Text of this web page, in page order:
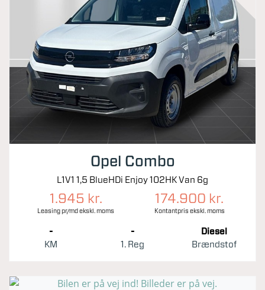
Opel Combo
L1V1 1,5 BlueHDi Enjoy 102HK Van 6g
1.945 kr.
Leasing pr/md ekskl. moms
174.900 kr.
Kontantpris ekskl. moms
-
KM
-
1. Reg
Diesel
Brændstof